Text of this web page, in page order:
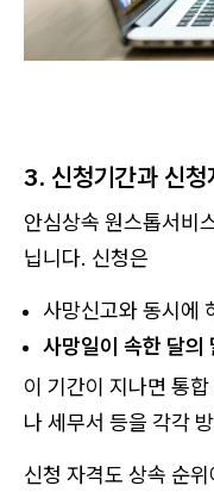
3. 신청기간과 신청
안심상속 원스톱서비
닙니다. 신청은
사망신고와 동시에
사망일이 속한 달의
이 기간이 지나면 통
나 세무서 등을 각각
신청 자격도 상속 순